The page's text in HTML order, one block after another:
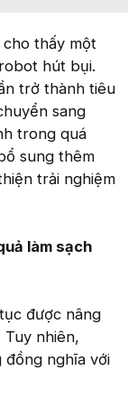
thấy một
hút bụi.
trở thành tiêu
sang
trong quá
sung thêm
trải nghiệm
làm sạch
được nâng
nhiên,
đồng nghĩa với